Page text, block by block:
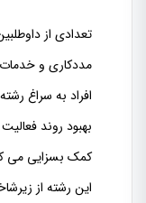
تعدادی از
مددکاری و
افراد به سراغ
بهبود روند
کمک بسزایی می
این رشته از